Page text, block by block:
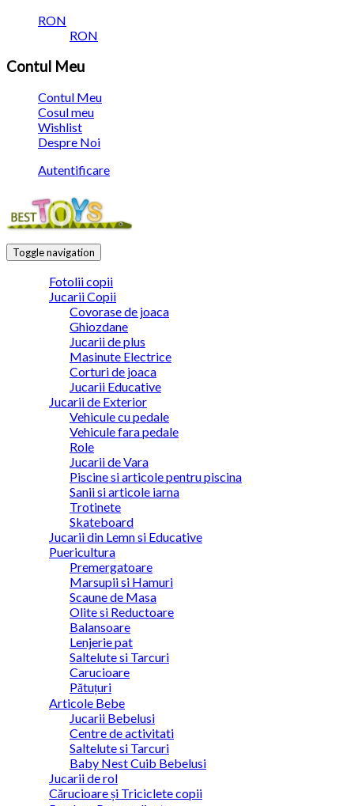
RON
RON
Contul Meu
Contul Meu
Cosul meu
Wishlist
Despre Noi
Autentificare
Toggle navigation
Fotolii copii
Jucarii Copii
Covorase de joaca
Ghiozdane
Jucarii de plus
Masinute Electrice
Corturi de joaca
Jucarii Educative
Jucarii de Exterior
Vehicule cu pedale
Vehicule fara pedale
Role
Jucarii de Vara
Piscine si articole pentru piscina
Sanii si articole iarna
Trotinete
Skateboard
Jucarii din Lemn si Educative
Puericultura
Premergatoare
Marsupii si Hamuri
Scaune de Masa
Olite si Reductoare
Balansoare
Lenjerie pat
Saltelute si Tarcuri
Carucioare
Pătuțuri
Articole Bebe
Jucarii Bebelusi
Centre de activitati
Saltelute si Tarcuri
Baby Nest Cuib Bebelusi
Jucarii de rol
Cărucioare și Triciclete copii